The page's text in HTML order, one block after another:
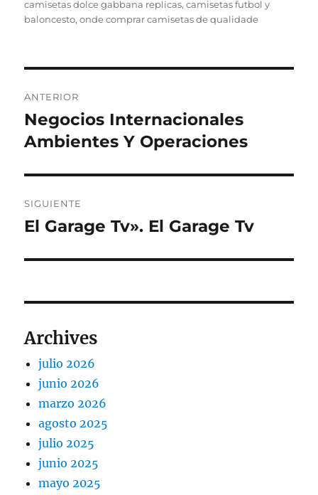
el
camisetas dolce gabbana replicas,camisetas futbol y
baloncesto,onde comprar camisetas de qualidade
de
entradas
ANTERIOR
Entrada
anterior:
Negocios Internacionales
Ambientes Y Operaciones
SIGUIENTE
Entrada
El Garage Tv». El Garage Tv
Archives
julio 2026
junio 2026
marzo 2026
agosto 2025
julio 2025
junio 2025
mayo 2025